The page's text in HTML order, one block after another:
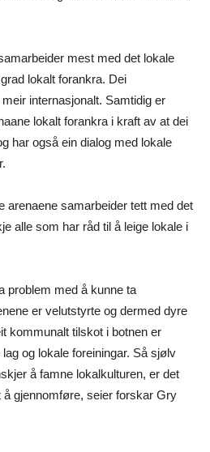
mest med det lokale
lokalt forankra. Dei
internasjonalt. Samtidig er
lokalt forankra i kraft av at dei
har også ein dialog med lokale
arenaene samarbeider tett med det
alle som har råd til å leige lokale i
problem med å kunne ta
er velutstyrte og dermed dyre
kommunalt tilskot i botnen er
og lokale foreiningar. Så sjølv
å famne lokalkulturen, er det
gjennomføre, seier forskar Gry